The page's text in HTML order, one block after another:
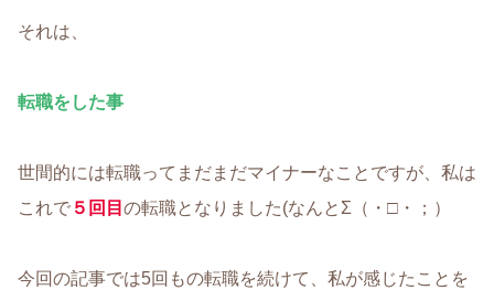
それは、
転職をした事
世間的には転職ってまだまだマイナーなことですが、私は
これで ５回目 の転職となりました(なんとΣ（・□・；）
今回の記事では5回もの転職を続けて、私が感じたことを